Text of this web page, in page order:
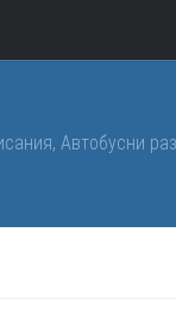
Автобусни